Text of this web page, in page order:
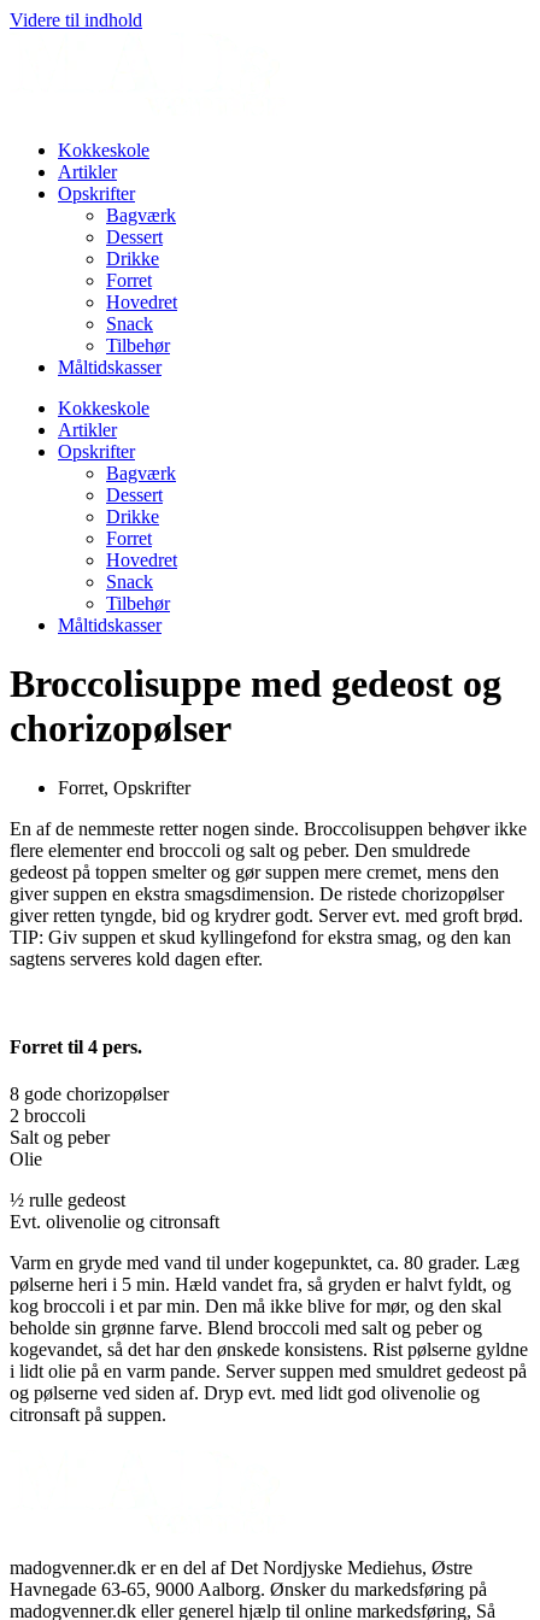
Videre til indhold
Kokkeskole
Artikler
Opskrifter
Bagværk
Dessert
Drikke
Forret
Hovedret
Snack
Tilbehør
Måltidskasser
Kokkeskole
Artikler
Opskrifter
Bagværk
Dessert
Drikke
Forret
Hovedret
Snack
Tilbehør
Måltidskasser
Broccolisuppe med gedeost og
chorizopølser
Forret, Opskrifter
En af de nemmeste retter nogen sinde. Broccolisuppen behøver ikke
flere elementer end broccoli og salt og peber. Den smuldrede
gedeost på toppen smelter og gør suppen mere cremet, mens den
giver suppen en ekstra smagsdimension. De ristede chorizopølser
giver retten tyngde, bid og krydrer godt. Server evt. med groft brød.
TIP: Giv suppen et skud kyllingefond for ekstra smag, og den kan
sagtens serveres kold dagen efter.
Forret til 4 pers.
8 gode chorizopølser
2 broccoli
Salt og peber
Olie
½ rulle gedeost
Evt. olivenolie og citronsaft
Varm en gryde med vand til under kogepunktet, ca. 80 grader. Læg
pølserne heri i 5 min. Hæld vandet fra, så gryden er halvt fyldt, og
kog broccoli i et par min. Den må ikke blive for mør, og den skal
beholde sin grønne farve. Blend broccoli med salt og peber og
kogevandet, så det har den ønskede konsistens. Rist pølserne gyldne
i lidt olie på en varm pande. Server suppen med smuldret gedeost på
og pølserne ved siden af. Dryp evt. med lidt god olivenolie og
citronsaft på suppen.
madogvenner.dk er en del af Det Nordjyske Mediehus, Østre
Havnegade 63-65, 9000 Aalborg. Ønsker du markedsføring på
madogvenner.dk eller generel hjælp til online markedsføring, Så